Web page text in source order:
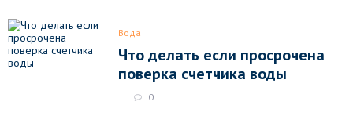
Вода
Что делать если просрочена
поверка счетчика воды
0